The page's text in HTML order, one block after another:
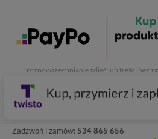
Zadzwoń i zamów: 534 865 656
C.H. Respan, Rejtana 53a/250
35-326 Rzeszów
rozpowszechnianie zdjęć lub treści bez